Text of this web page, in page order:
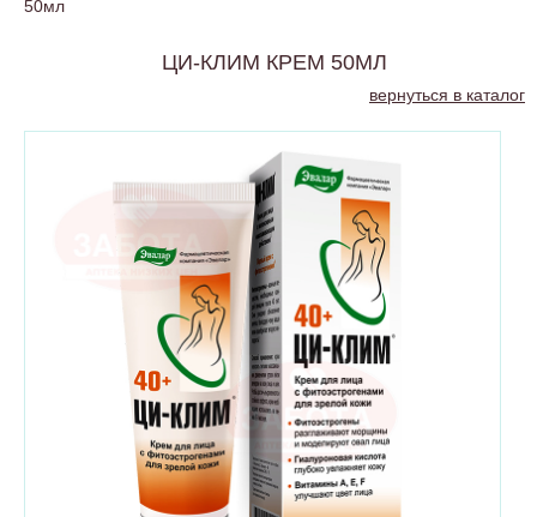
50мл
ЦИ-КЛИМ КРЕМ 50МЛ
вернуться в каталог